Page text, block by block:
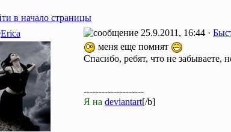
Erica 25.9.2011, 16:44 ·
меня еще помнят
Спасибо, ребят, что не забываете,
--------------------
Я на deviantart[/b]